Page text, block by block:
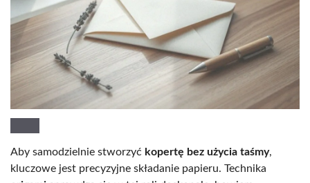
Aby samodzielnie stworzyć kopertę bez użycia taśmy,
kluczowe jest precyzyjne składanie papieru. Technika